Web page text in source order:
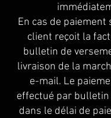
En cas de
client reçoit la
bulletin de
livraison de la
e-mail. Le
effectué par
dans le délai de